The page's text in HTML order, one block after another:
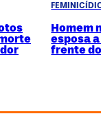
Homem
esposa
frente